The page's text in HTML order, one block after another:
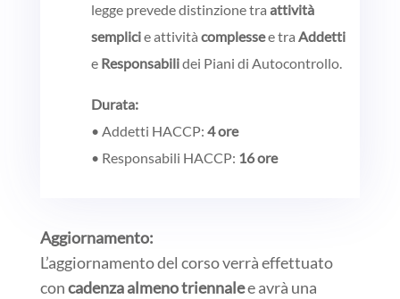
legge prevede distinzione tra attività
semplicie attività complessee tra Addetti
e Responsabilidei Piani di Autocontrollo.
Durata:
• Addetti HACCP: 4 ore
• Responsabili HACCP: 16 ore
Aggiornamento:
L’aggiornamento del corso verrà effettuato
concadenza almeno triennalee avrà una